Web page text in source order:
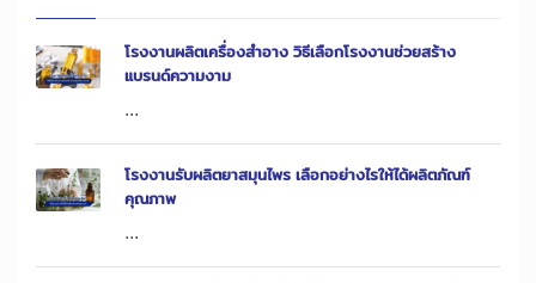
โรงงานผลิตเครื่องสำอาง วิธีเลือกโรงงานช่วยสร้าง
แบรนด์ความงาม
...
โรงงานรับผลิตยาสมุนไพร เลือกอย่างไรให้ได้ผลิตภัณฑ์
คุณภาพ
...